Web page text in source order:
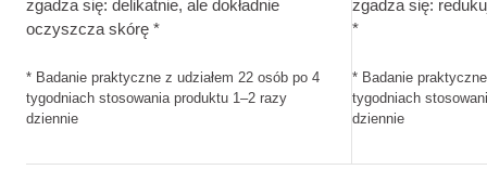
zgadza się: delikatnie, ale dokładnie
oczyszcza skórę *
* Badanie praktyczne z udziałem 22 osób po 4
tygodniach stosowania produktu 1–2 razy
dziennie
zgadza się:
*
* Badanie
tygodniach
dziennie